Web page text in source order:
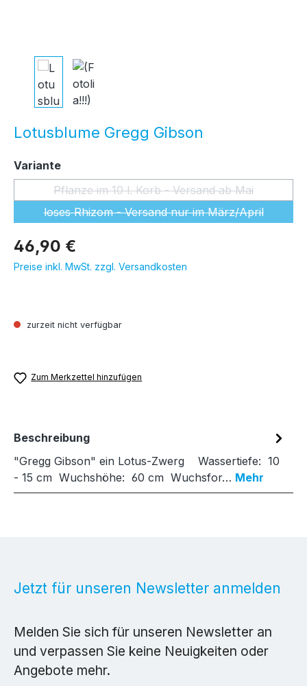
Lotusblume Gregg Gibson
46,90 €
Preise inkl. MwSt. zzgl. Versandkosten
zurzeit nicht verfügbar
Varianteauswählen
Pflanze im 10 l. Korb - Versand ab Mai
(Diese Option ist zurzeit nicht
loses Rhizom - Versand nur im März/April
(Diese Option ist zurzeit nicht
Zum Merkzettel hinzufügen
Beschreibung
"Gregg Gibson" ein Lotus-Zwerg Wassertiefe: 10
- 15 cm Wuchshöhe: 60 cm Wuchsfor… Mehr
Jetzt für unseren Newsletter anmelden
Melden Sie sich für unseren Newsletter an
und verpassen Sie keine Neuigkeiten oder
Angebote mehr.